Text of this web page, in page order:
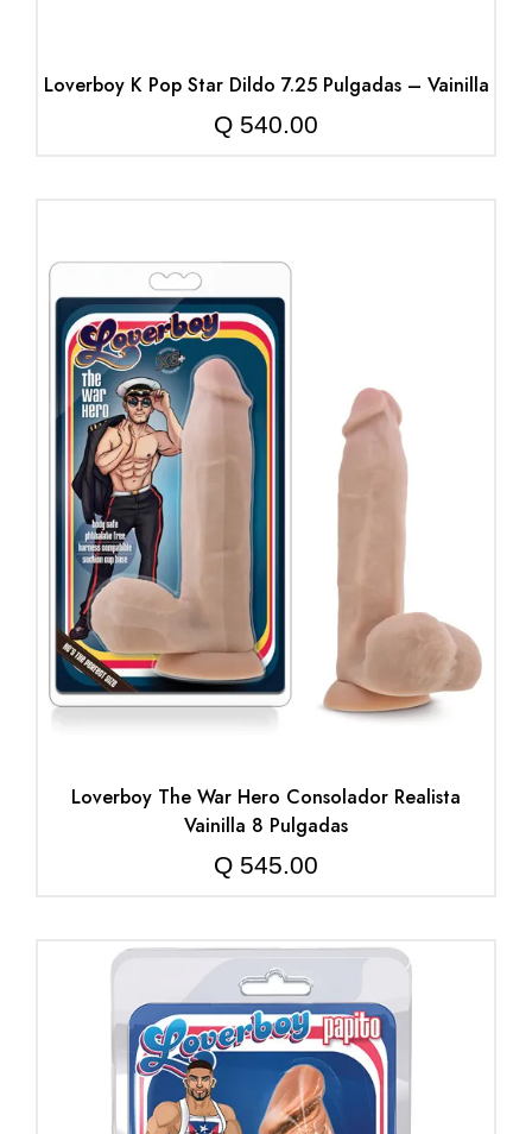
Loverboy K Pop Star Dildo 7.25 Pulgadas – Vainilla
Q 540.00
Loverboy The War Hero Consolador Realista
Vainilla 8 Pulgadas
Q 545.00